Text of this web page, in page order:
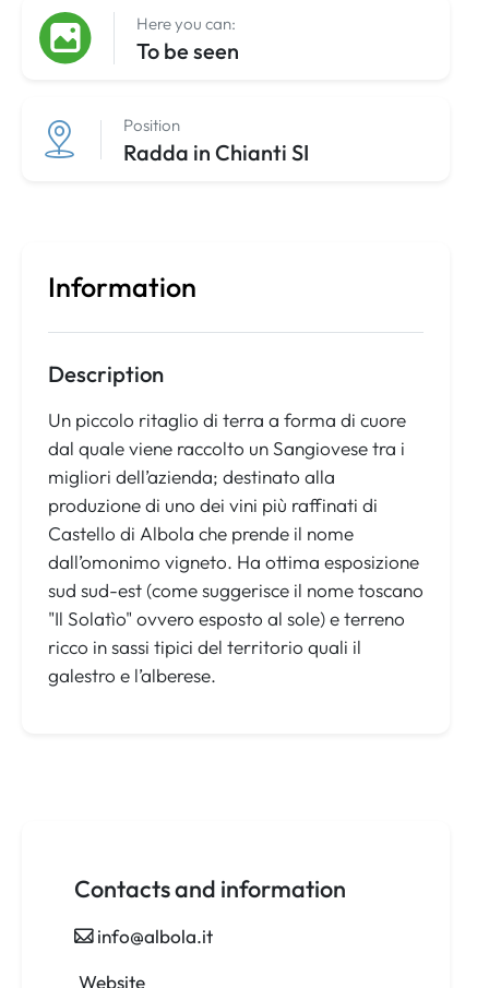
Here you can:
To be seen
Position
Radda in Chianti SI
Information
Description
Un piccolo ritaglio di terra a forma di cuore
dal quale viene raccolto un Sangiovese tra i
migliori dell’azienda; destinato alla
produzione di uno dei vini più raffinati di
Castello di Albola che prende il nome
dall’omonimo vigneto. Ha ottima esposizione
sud sud-est (come suggerisce il nome toscano
"Il Solatìo" ovvero esposto al sole) e terreno
ricco in sassi tipici del territorio quali il
galestro e l’alberese.
Contacts and information
info@albola.it
Website